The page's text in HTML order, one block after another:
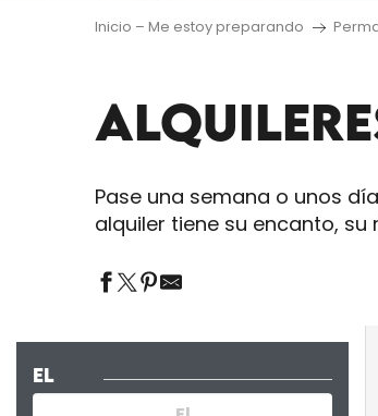
Inicio – Me estoy preparando
Pase una semana o unos
alquiler tiene su encanto, su
EL